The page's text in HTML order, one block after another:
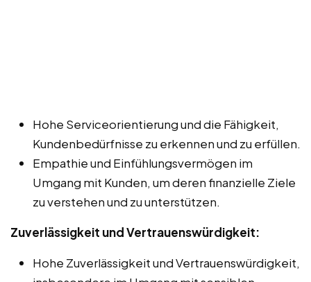
Hohe Serviceorientierung und die Fähigkeit,
Kundenbedürfnisse zu erkennen und zu erfüllen.
Empathie und Einfühlungsvermögen im
Umgang mit Kunden, um deren finanzielle Ziele
zu verstehen und zu unterstützen.
Zuverlässigkeit und Vertrauenswürdigkeit:
Hohe Zuverlässigkeit und Vertrauenswürdigkeit,